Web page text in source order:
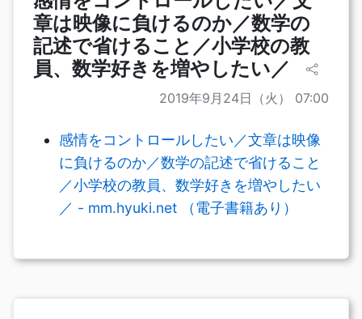
章は映像に負けるのか／数学の
記述で省けること／小学校の教
員、数学好きを増やしたい／
2019年9月24日（火） 07:00
感情をコントロールしたい／文章は映像
に負けるのか／数学の記述で省けること
／小学校の教員、数学好きを増やしたい
／ - mm.hyuki.net （電子書籍あり）